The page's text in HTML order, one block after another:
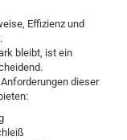
Effizienz und
bleibt, ist ein
dieser